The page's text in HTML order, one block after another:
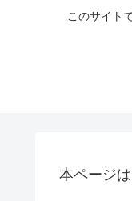
このサイト
本ページ